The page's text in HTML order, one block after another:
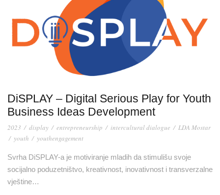
DiSPLAY – Digital Serious Play for Youth
Business Ideas Development
2023 / display / entrepreneurship / intercultural dialogue / LDA Mostar
/ youth / youthengagement
Svrha DiSPLAY-a je motiviranje mladih da stimulišu svoje
socijalno poduzetništvo, kreativnost, inovativnost i transverzalne
vještine…